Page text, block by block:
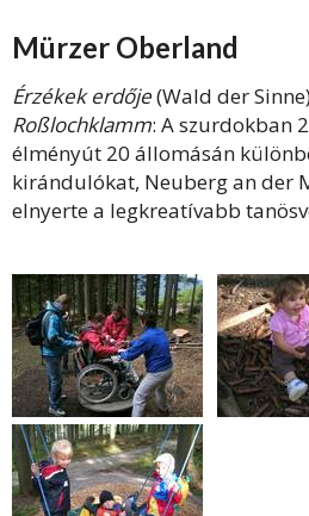
Mürzer Oberland
Érzékek erdője(Wald der
Roßlochklamm: A szurdokban
élményút 20 állomásán
kirándulókat, Neuberg an der
elnyerte a legkreatívabb